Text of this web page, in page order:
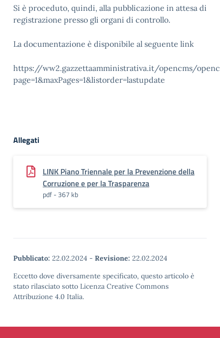
Si è proceduto, quindi, alla pubblicazione in attesa di
registrazione presso gli organi di controllo.
La documentazione è disponibile al seguente link
https://ww2.gazzettaamministrativa.it/opencms/
page=1&maxPages=1&listorder=lastupdate
Allegati
LINK Piano Triennale per la Prevenzione della
Corruzione e per la Trasparenza
pdf - 367 kb
Pubblicato: 22.02.2024 - Revisione: 22.02.2024
Eccetto dove diversamente specificato, questo articolo è
stato rilasciato sotto Licenza Creative Commons
Attribuzione 4.0 Italia.